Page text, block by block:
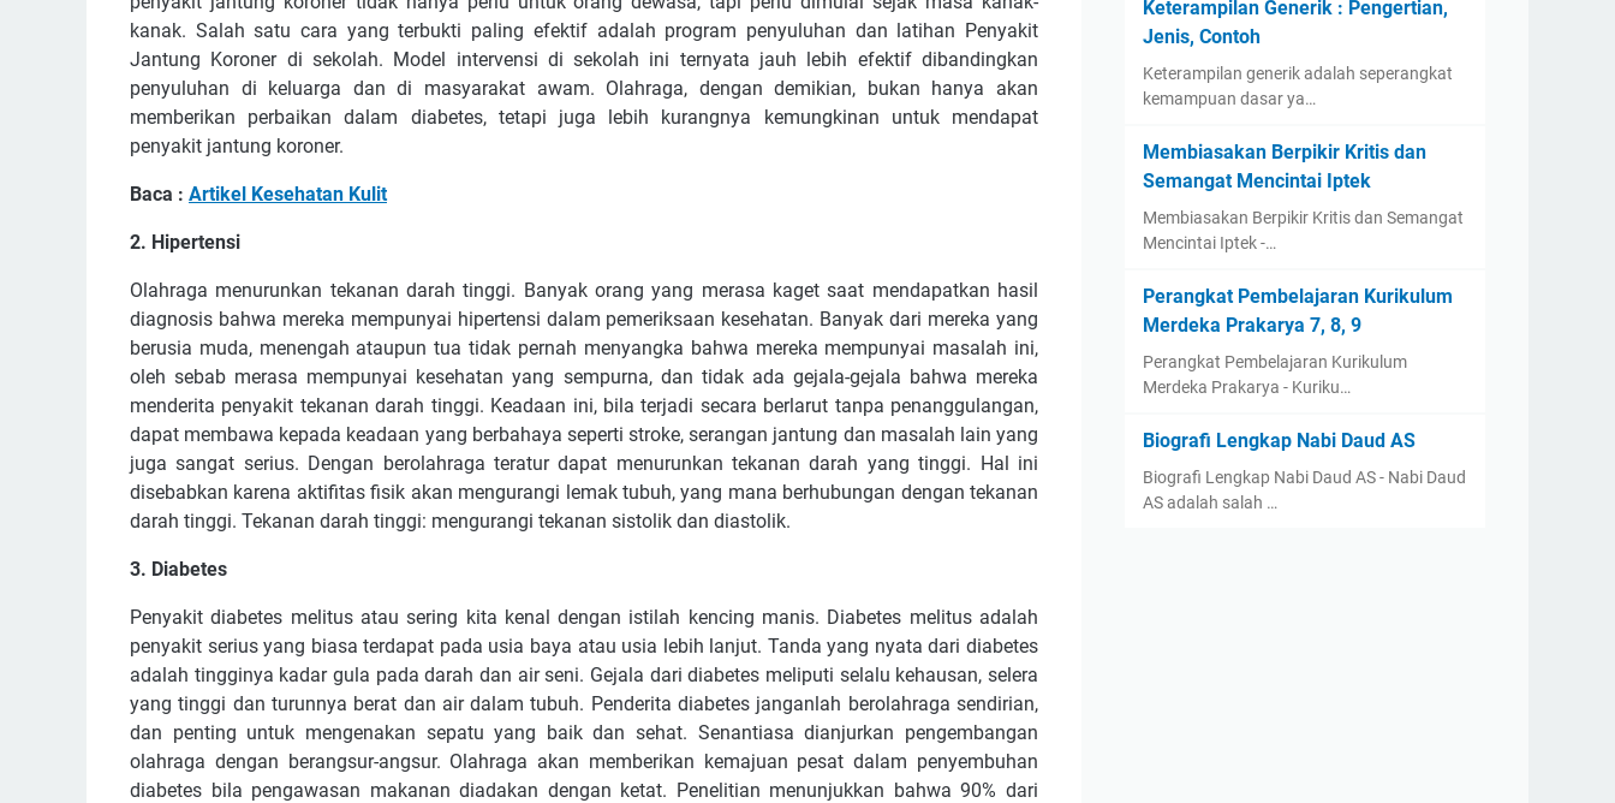
kanak. Salah satu cara yang terbukti paling efektif adalah program penyuluhan dan latihan Penyakit
Jantung Koroner di sekolah. Model intervensi di sekolah ini ternyata jauh lebih efektif dibandingkan
penyuluhan di keluarga dan di masyarakat awam. Olahraga, dengan demikian, bukan hanya akan
memberikan perbaikan dalam diabetes, tetapi juga lebih kurangnya kemungkinan untuk mendapat
penyakit jantung koroner.
Baca : Artikel Kesehatan Kulit
2. Hipertensi
Olahraga menurunkan tekanan darah tinggi. Banyak orang yang merasa kaget saat mendapatkan hasil
diagnosis bahwa mereka mempunyai hipertensi dalam pemeriksaan kesehatan. Banyak dari mereka yang
berusia muda, menengah ataupun tua tidak pernah menyangka bahwa mereka mempunyai masalah ini,
oleh sebab merasa mempunyai kesehatan yang sempurna, dan tidak ada gejala-gejala bahwa mereka
menderita penyakit tekanan darah tinggi. Keadaan ini, bila terjadi secara berlarut tanpa penanggulangan,
dapat membawa kepada keadaan yang berbahaya seperti stroke, serangan jantung dan masalah lain yang
juga sangat serius. Dengan berolahraga teratur dapat menurunkan tekanan darah yang tinggi. Hal ini
disebabkan karena aktifitas fisik akan mengurangi lemak tubuh, yang mana berhubungan dengan tekanan
darah tinggi. Tekanan darah tinggi: mengurangi tekanan sistolik dan diastolik.
3. Diabetes
Penyakit diabetes melitus atau sering kita kenal dengan istilah kencing manis. Diabetes melitus adalah
penyakit serius yang biasa terdapat pada usia baya atau usia lebih lanjut. Tanda yang nyata dari diabetes
adalah tingginya kadar gula pada darah dan air seni. Gejala dari diabetes meliputi selalu kehausan, selera
yang tinggi dan turunnya berat dan air dalam tubuh. Penderita diabetes janganlah berolahraga sendirian,
dan penting untuk mengenakan sepatu yang baik dan sehat. Senantiasa dianjurkan pengembangan
olahraga dengan berangsur-angsur. Olahraga akan memberikan kemajuan pesat dalam penyembuhan
diabetes bila pengawasan makanan diadakan dengan ketat. Penelitian menunjukkan bahwa 90% dari
Keterampilan Generik : Pengertian,
Jenis, Contoh
Keterampilan generik adalah seperangkat
kemampuan dasar ya…
Membiasakan Berpikir Kritis dan
Semangat Mencintai Iptek
Membiasakan Berpikir Kritis dan Semangat
Mencintai Iptek -…
Perangkat Pembelajaran Kurikulum
Merdeka Prakarya 7, 8, 9
Perangkat Pembelajaran Kurikulum
Merdeka Prakarya - Kuriku…
Biografi Lengkap Nabi Daud AS
Biografi Lengkap Nabi Daud AS - Nabi Daud
AS adalah salah …